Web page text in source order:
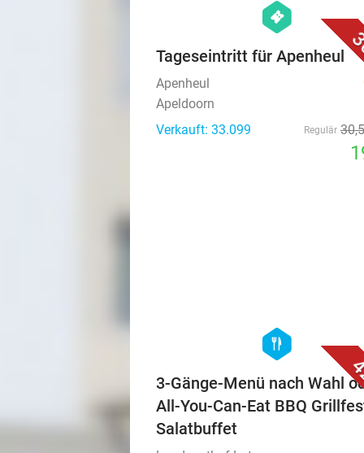
hexagon
events
Tageseintritt für Apenheul
Apenheul
Apeldoorn
Verkauft: 33.099
Regulär 30
hexagon
food
3-Gänge-Menü nach Wahl
All-You-Can-Eat BBQ
Salatbuffet